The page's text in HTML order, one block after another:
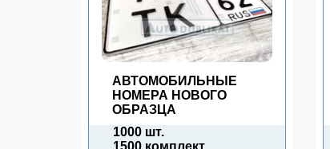
АВТОМОБИЛЬНЫЕ
НОМЕРА НОВОГО
ОБРАЗЦА
1000 шт.